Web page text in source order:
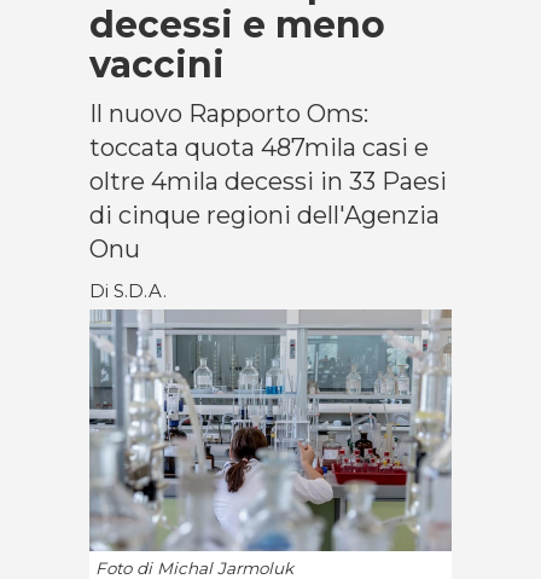
decessi e meno
vaccini
Il nuovo Rapporto Oms:
toccata quota 487mila casi e
oltre 4mila decessi in 33 Paesi
di cinque regioni dell'Agenzia
Onu
Di S.D.A.
Foto di Michal Jarmoluk